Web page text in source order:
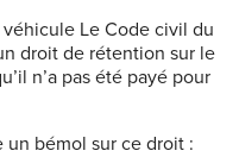
Le Code civil du
droit de rétention sur le
n’a pas été payé pour
un bémol sur ce droit :